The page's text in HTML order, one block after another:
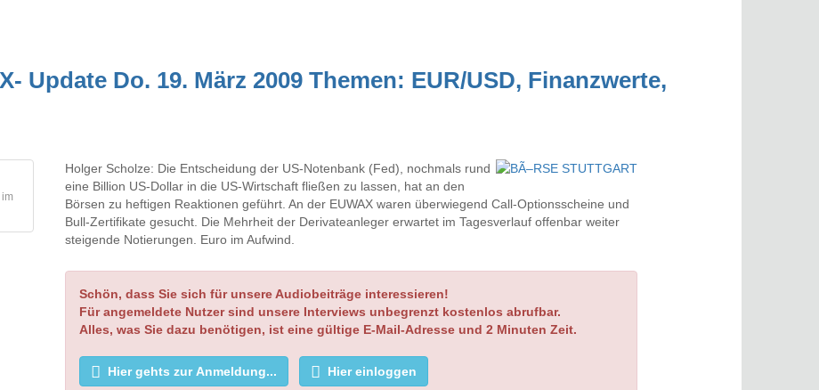
Update Do. 19. März 2009 Themen: EUR/USD, Finanzwerte,
Holger Scholze: Die Entscheidung der US-Notenbank (Fed), nochmals rund
eine Billion US-Dollar in die US-Wirtschaft fließen zu lassen, hat an den
Börsen zu heftigen Reaktionen geführt. An der EUWAX waren überwiegend Call-Optionsscheine und
Bull-Zertifikate gesucht. Die Mehrheit der Derivateanleger erwartet im Tagesverlauf offenbar weiter
steigende Notierungen. Euro im Aufwind.
Schön, dass Sie sich für unsere Audiobeiträge interessieren!
Für angemeldete Nutzer sind unsere Interviews unbegrenzt kostenlos abrufbar.
Alles, was Sie dazu benötigen, ist eine gültige E-Mail-Adresse und 2 Minuten Zeit.
Hier gehts zur Anmeldung... Hier einloggen